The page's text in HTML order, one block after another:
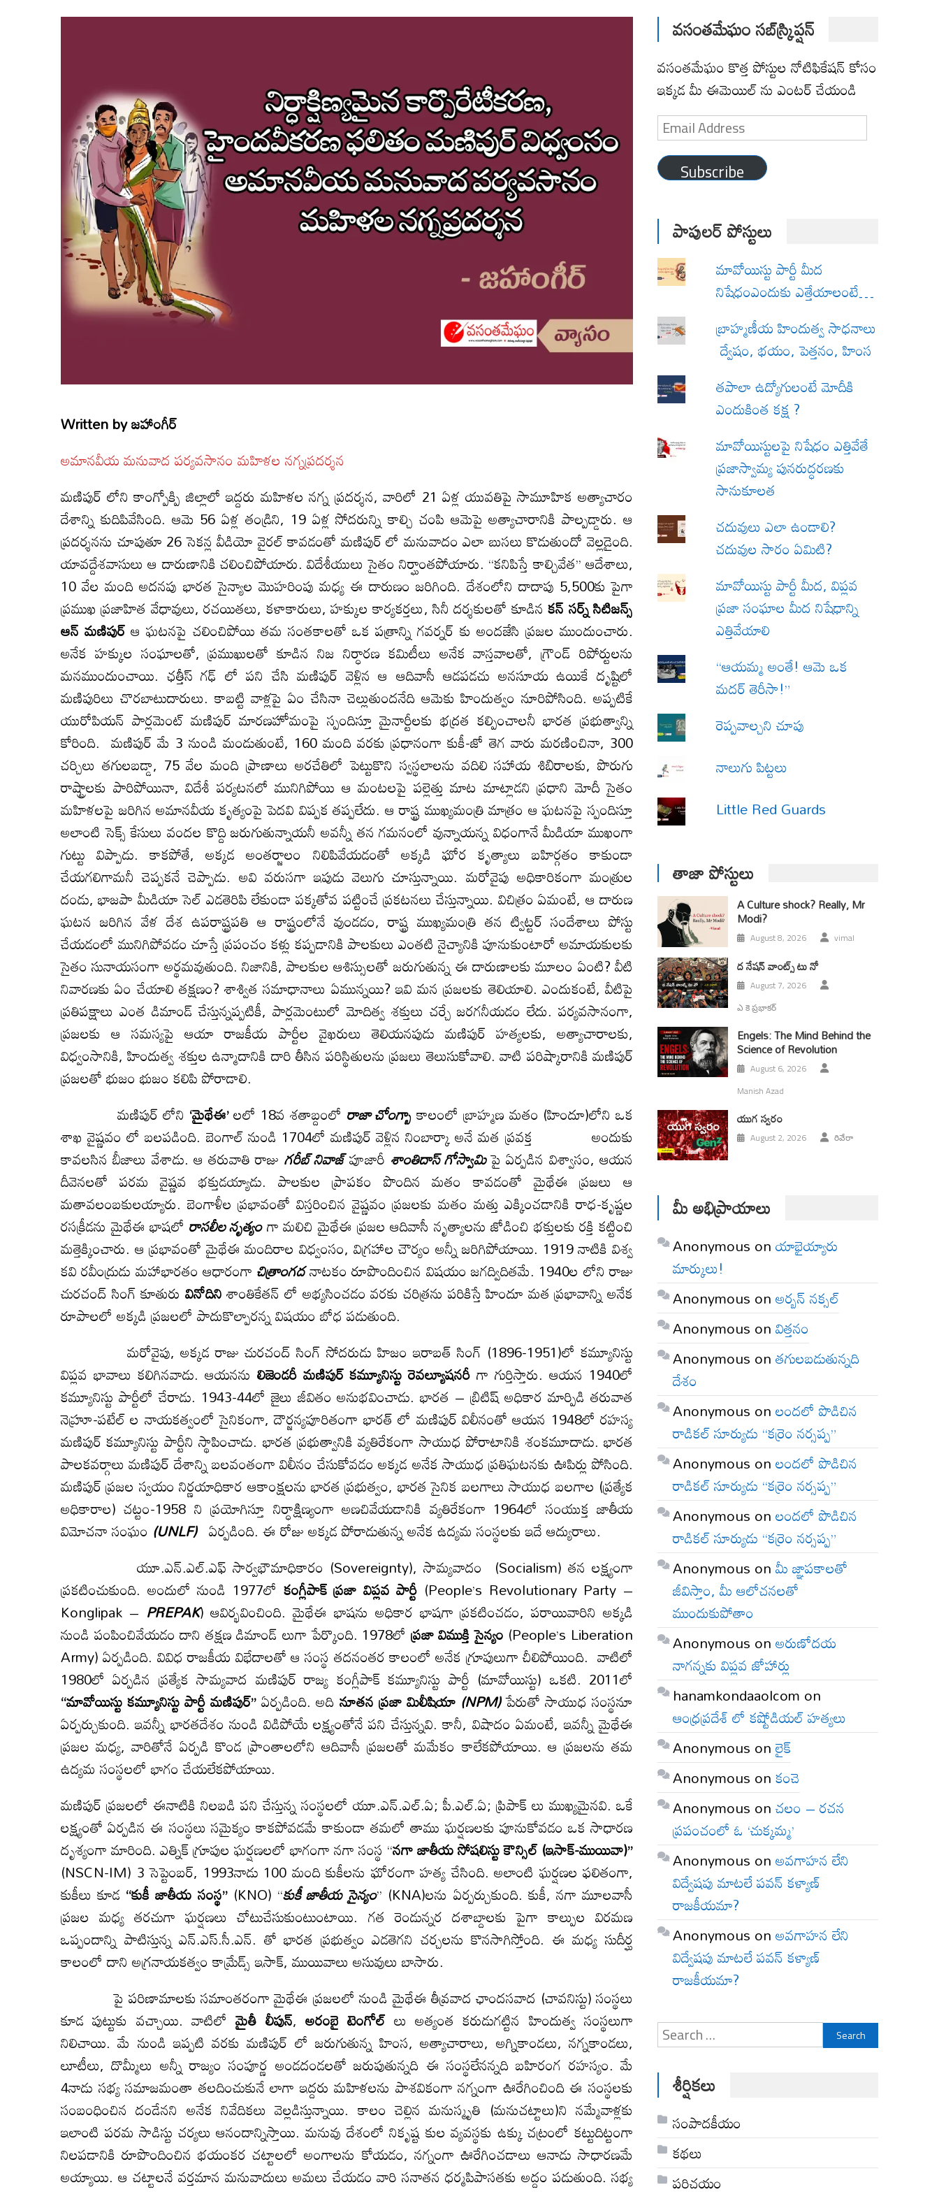
Written byజహాంగీర్
అమానవీయ మనువాద పర్యవసానం మహిళల నగ్నప్రదర్శన
మణిపుర్ లోని కాంగ్పోక్పి జిల్లాలో ఇద్దరు మహిళల నగ్న ప్రదర్శన, వారిలో 21 ఏళ్ల యువతిపై సామూహిక అత్యాచారం
దేశాన్ని కుదిపివేసింది. ఆమె 56 ఏళ్ల తండ్రిని, 19 ఏళ్ల సోదరున్ని కాల్చి చంపి ఆమెపై అత్యాచారానికి పాల్పడ్డారు. ఆ
ప్రదర్శనను చూపుతూ 26 సెకన్ల వీడియో వైరల్ కావడంతో మణిపుర్ లో మనువాదం ఎలా బుసలు కొడుతుందో వెల్లడైంది.
యావద్దేశవాసులు ఆ దారుణానికి చలించిపోయారు. విదేశీయులు సైతం నిర్ఘాంతపోయారు. ‘‘కనిపిస్తే కాల్చివేత’’ ఆదేశాలు,
10 వేల మంది అదనపు భారత సైన్యాల మొహరింపు మధ్య ఈ దారుణం జరిగింది. దేశంలోని దాదాపు 5,500కు పైగా
ప్రముఖ ప్రజాహిత వేధావులు, రచయితలు, కళాకారులు, హక్కుల కార్యకర్తలు, సినీ దర్శకులతో కూడినకన్ సర్న్ సిటిజన్స్
ఆన్ మణిపుర్ ఆ ఘటనపై చలించిపోయి తమ సంతకాలతో ఒక పత్రాన్ని గవర్నర్ కు అందజేసి ప్రజల ముందుంచారు.
అనేక హక్కుల సంఘాలతో, ప్రముఖులతో కూడిన నిజ నిర్ధారణ కమిటీలు అనేక వాస్తవాలతో, గ్రౌండ్ రిపోర్టులను
మనముందుంచాయి. ఛత్తీస్ గఢ్ లో పని చేసి మణిపుర్ వెళ్లిన ఆ ఆదివాసీ ఆడపడచు అనసూయ ఉయికే దృష్టిలో
మణిపురిలు చొరబాటుదారులు. కాబట్టి వాళ్లపై ఏం చేసినా చెల్లుతుందనేది ఆమెకు హిందుత్వం నూరిపోసింది. అప్పటికే
యురోపియన్ పార్లమెంట్ మణిపుర్ మారణహోమంపై స్పందిస్తూ మైనార్టీలకు భద్రత కల్పించాలనీ భారత ప్రభుత్వాన్ని
కోరింది. మణిపుర్ మే 3 నుండి మండుతుంటే, 160 మంది వరకు ప్రధానంగా కుకీ-జో తెగ వారు మరణించినా, 300
చర్చిలు తగులబడ్డా, 75 వేల మంది ప్రాణాలు అరచేతిలో పెట్టుకొని స్వస్థలాలను వదిలి సహాయ శిబిరాలకు, పొరుగు
రాష్ట్రాలకు పారిపోయినా, విదేశీ పర్యటనలో మునిగిపోయి ఆ మంటలపై పల్లెత్తు మాట మాట్లాడని ప్రధాని మోదీ సైతం
మహిళలపై జరిగిన అమానవీయ కృత్యంపై పెదవి విప్పక తప్పలేదు. ఆ రాష్ట్ర ముఖ్యమంత్రి మాత్రం ఆ ఘటనపై స్పందిస్తూ
అలాంటి సెక్స్ కేసులు వందల కొద్ది జరుగుతున్నాయనీ అవన్నీ తన గమనంలో వున్నాయన్న విధంగానే మీడియా ముఖంగా
గుట్టు విప్పాడు. కాకపోతే, అక్కడ అంతర్జాలం నిలిపివేయడంతో అక్కడి ఘోర కృత్యాలు బహిర్గతం కాకుండా
చేయగలిగామనీ చెప్పకనే చెప్పాడు. అవి వరుసగా ఇపుడు వెలుగు చూస్తున్నాయి. మరోవైపు అధికారికంగా మంత్రుల
దండు, భాజపా మీడియా సెల్ ఎడతెరిపి లేకుండా పక్కతోవ పట్టించే ప్రకటనలు చేస్తున్నాయి. విచిత్రం ఏమంటే, ఆ దారుణ
ఘటన జరిగిన వేళ దేశ ఉపరాష్ట్రపతి ఆ రాష్ట్రంలోనే వుండడం, రాష్ట్ర ముఖ్యమంత్రి తన ట్విట్టర్ సందేశాలు పోస్టు
చేయడంలో మునిగిపోవడం చూస్తే ప్రపంచం కళ్లు కప్పడానికి పాలకులు ఎంతటి నైచ్యానికి పూనుకుంటారో అమాయకులకు
సైతం సునాయసంగా అర్థమవుతుంది. నిజానికి, పాలకుల ఆశిస్సులతో జరుగుతున్న ఈ దారుణాలకు మూలం ఏంటి? వీటి
నివారణకు ఏం చేయాలి తక్షణం? శాశ్విత సమాధానాలు ఏమున్నయి? ఇవి మన ప్రజలకు తెలియాలి. ఎందుకంటే, వీటిపై
ప్రతిపక్షాలు ఎంత డిమాండ్ చేస్తున్నప్పటికీ, పార్లమెంటులో మోదిత్వ శక్తులు చర్చే జరగనీయడం లేదు. పర్యవసానంగా,
ప్రజలకు ఆ సమస్యపై ఆయా రాజకీయ పార్టీల వైఖరులు తెలియనపుడు మణిపుర్ హత్యలకు, అత్యాచారాలకు,
విధ్వంసానికి, హిందుత్వ శక్తుల ఉన్మాదానికి దారి తీసిన పరిస్థితులను ప్రజలు తెలుసుకోవాలి. వాటి పరిష్కారానికి మణిపుర్
ప్రజలతో భుజం భుజం కలిపి పోరాడాలి.
మణిపుర్ లోని ‘మైథేఈ’లలో 18వ శతాబ్దంలో రాజా చోంగ్బా కాలంలో బ్రాహ్మణ మతం (హిందూ)లోని ఒక
శాఖ వైష్ణవం లో బలపడింది. బెంగాల్ నుండి 1704లో మణిపుర్ వెళ్లిన నింబార్కా అనే మత ప్రవక్త అందుకు
కావలసిన బీజాలు వేశాడు. ఆ తరువాతి రాజు గరీబ్ నివాజ్పూజారీ శాంతిదాస్ గోస్వామిపై ఏర్పడిన విశ్వాసం, ఆయన
దీవెనలతో పరమ వైష్ణవ భక్తుడయ్యాడు. పాలకుల ప్రాపకం పొందిన మతం కావడంతో మైథేఈ ప్రజలు ఆ
మతావలంబకులయ్యారు. బెంగాళీల ప్రభావంతో విస్తరించిన వైష్ణవం ప్రజలకు మతం మత్తు ఎక్కించడానికి రాధ-కృష్ణల
రసక్రీడను మైథేఈ భాషలో రాసలీల నృత్యంగా మలిచి మైథేఈ ప్రజల ఆదివాసీ నృత్యాలను జోడించి భక్తులకు రక్తి కట్టించి
మత్తెక్కించారు. ఆ ప్రభావంతో మైథేఈ మందిరాల విధ్వంసం, విగ్రహాల చౌర్యం అన్నీ జరిగిపోయాయి. 1919 నాటికి విశ్వ
కవి రవీంద్రుడు మహాభారతం ఆధారంగా చిత్రాంగదనాటకం రూపొందించిన విషయం జగద్విదితమే. 1940ల లోని రాజు
చురచంద్ సింగ్ కూతురు వినోదినిశాంతికేతన్ లో అభ్యసించడం వరకు చరిత్రను పరికిస్తే హిందూ మత ప్రభావాన్ని అనేక
రూపాలలో అక్కడి ప్రజలలో పాదుకొల్పారన్న విషయం బోధ పడుతుంది.
మరోవైపు, అక్కడ రాజు చురచంద్ సింగ్ సోదరుడు హిజం ఇరాబత్ సింగ్ (1896-1951)లో కమ్యూనిస్టు
విప్లవ భావాలు కలిగినవాడు. ఆయనను లిజెండరీ మణిపుర్ కమ్యూనిస్టు రెవల్యూషనరీ గా గుర్తిస్తారు. ఆయన 1940లో
కమ్యూనిస్టు పార్టీలో చేరాడు. 1943-44లో జైలు జీవితం అనుభవించాడు. భారత – బ్రిటిష్ అధికార మార్పిడి తరువాత
నెహ్రూ-పటేల్ ల నాయకత్వంలో సైనికంగా, దౌర్జన్యపూరితంగా భారత్ లో మణిపుర్ విలీనంతో ఆయన 1948లో రహస్య
మణిపుర్ కమ్యూనిస్టు పార్టీని స్థాపించాడు. భారత ప్రభుత్వానికి వ్యతిరేకంగా సాయుధ పోరాటానికి శంకమూదాడు. భారత
పాలకవర్గాలు మణిపుర్ దేశాన్ని బలవంతంగా విలీనం చేసుకోవడం అక్కడ అనేక సాయుధ ప్రతిఘటనకు ఊపిర్లు పోసింది.
మణిపుర్ ప్రజల స్వయం నిర్ణయాధికార ఆకాంక్షలను భారత ప్రభుత్వం, భారత సైనిక బలగాలు సాయుధ బలగాల (ప్రత్యేక
అధికారాల) చట్టం-1958 ని ప్రయోగిస్తూ నిర్ధాక్షిణ్యంగా అణచివేయడానికి వ్యతిరేకంగా 1964లో సంయుక్త జాతీయ
విమోచనా సంఘం (UNLF) ఏర్పడింది. ఈ రోజు అక్కడ పోరాడుతున్న అనేక ఉద్యమ సంస్థలకు ఇదే ఆద్యురాలు.
యూ.ఎన్.ఎల్.ఎఫ్ సార్వభౌమాధికారం (Sovereignty), సామ్యవాదం (Socialism) తన లక్ష్యంగా
ప్రకటించుకుంది. అందులో నుండి 1977లో కంగ్లీపాక్ ప్రజా విప్లవ పార్టీ (People’s Revolutionary Party –
Konglipak – PREPAK) ఆవిర్భవించింది. మైథేఈ భాషను అధికార భాషగా ప్రకటించడం, పరాయివారిని అక్కడి
నుండి పంపించివేయడం దాని తక్షణ డిమాండ్ లుగా పేర్కొంది. 1978లో ప్రజా విముక్తి సైన్యం (People’s Liberation
Army) ఏర్పడింది. వివిధ రాజకీయ విభేదాలతో ఆ సంస్థ తదనంతర కాలంలో అనేక గ్రూపులుగా చీలిపోయింది. వాటిలో
1980లో ఏర్పడిన ప్రత్యేక సామ్యవాద మణిపుర్ రాజ్య కంగ్లీపాక్ కమ్యూనిస్టు పార్టీ (మావోయిస్టు) ఒకటి. 2011లో
‘‘మావోయిస్టు కమ్యూనిస్టు పార్టీ మణిపుర్’’ఏర్పడింది. అది నూతన ప్రజా మిలీషియా (NPM)పేరుతో సాయుధ సంస్థనూ
ఏర్పర్చుకుంది. ఇవన్నీ భారతదేశం నుండి విడిపోయే లక్ష్యంతోనే పని చేస్తున్నవి. కానీ, విషాదం ఏమంటే, ఇవన్నీ మైథేఈ
ప్రజల మధ్య, వారితోనే ఏర్పడి కొండ ప్రాంతాలలోని ఆదివాసీ ప్రజలతో మమేకం కాలేకపోయాయి. ఆ ప్రజలను తమ
ఉద్యమ సంస్థలలో భాగం చేయలేకపోయాయి.
మణిపుర్ ప్రజలలో ఈనాటికి నిలబడి పని చేస్తున్న సంస్థలలో యూ.ఎన్.ఎల్.ఏ; పీ.ఎల్.ఏ; ప్రిపాక్ లు ముఖ్యమైనవి. ఒకే
లక్ష్యంతో ఏర్పడిన ఈ సంస్థలు సమైక్యం కాకపోవడమే కాకుండా తమలో తాము ఘర్షణలకు పూనుకోవడం ఒక సాధారణ
దృశ్యంగా మారింది. ఎత్నిక్ గ్రూపుల ఘర్షణలలో భాగంగా నగా సంస్థ ‘‘నగా జాతీయ సోషలిస్టు కౌన్సిల్ (ఇసాక్-ముయివా)’’
(NSCN-IM) 3 సెప్టెంబర్, 1993నాడు 100 మంది కుకీలను ఘోరంగా హత్య చేసింది. అలాంటి ఘర్షణల ఫలితంగా,
కుకీలు కూడ ‘‘కుకీ జాతీయ సంస్థ’’(KNO) ‘‘కుకీ జాతీయ సైన్యం’’ (KNA)లను ఏర్పర్చుకుంది. కుకీ, నగా మూలవాసీ
ప్రజల మధ్య తరచుగా ఘర్షణలు చోటుచేసుకుంటుంటాయి. గత రెండున్నర దశాబ్దాలకు పైగా కాల్పుల విరమణ
ఒప్పందాన్ని పాటిస్తున్న ఎన్.ఎస్.సీ.ఎన్. తో భారత ప్రభుత్వం ఎడతెగని చర్చలను కొనసాగిస్తోంది. ఈ మధ్య సుదీర్ఘ
కాలంలో దాని అగ్రనాయకత్వం కామ్రేడ్స్ ఇసాక్, ముయివాలు అసువులు బాసారు.
పై పరిణామాలకు సమాంతరంగా మైథేఈ ప్రజలలో నుండి మైథేఈ తీవ్రవాద ఛాందసవాద (చావనిస్టు) సంస్థలు
కూడ పుట్టుకు వచ్చాయి. వాటిలోమైతీ లీపున్,అరంబై టెంగోల్ లు అత్యంత కరుడుగట్టిన హిందుత్వ సంస్థలుగా
నిలిచాయి. మే నుండి ఇప్పటి వరకు మణిపుర్ లో జరుగుతున్న హింస, అత్యాచారాలు, అగ్నికాండలు, నగ్నకాండలు,
లూటీలు, దొమ్మీలు అన్నీ రాజ్యం సంపూర్ణ అండదండలతో జరుపుతున్నది ఈ సంస్థలేనన్నది బహిరంగ రహస్యం. మే
4నాడు సభ్య సమాజమంతా తలదించుకునే లాగా ఇద్దరు మహిళలను పాశవికంగా నగ్నంగా ఊరేగించింది ఈ సంస్థలకు
సంబంధించిన దండేనని అనేక నివేదికలు వెల్లడిస్తున్నాయి. కాలం చెల్లిన మనుస్మృతి (మనుచట్టాలు)ని నమ్మేవాళ్లకు
ఇలాంటి పరమ సాడిస్టు చర్యలు ఆనందాన్నిస్తాయి. మనువు దేశంలో నికృష్ట కుల వ్యవస్థకు ఉక్కు చట్రంలో కట్టుదిట్టంగా
నిలపడానికి రూపొందించిన భయంకర చట్టాలలో అంగాలను కోయడం, నగ్నంగా ఊరేగించడాలు ఆనాడు సాధారణమే
అయ్యాయి. ఆ చట్టాలనే వర్తమాన మనువాదులు అమలు చేయడం వారి సనాతన ధర్మపిపాసతకు అద్దం పడుతుంది. సభ్య
వసంతమేఘం సబ్‌స్క్రిప్షన్
వసంతమేఘం కొత్త పోస్టుల నోటిఫికేషన్ కోసం
ఇక్కడ మీ ఈమెయిల్ ను ఎంటర్ చేయండి
Email
Address
Subscribe
పాపులర్ పోస్టులు
మావోయిస్టు పార్టీ మీద
నిషేధంఎందుకు ఎత్తేయాలంటే…
బ్రాహ్మణీయ హిందుత్వ సాధనాలు
ద్వేషం, భయం, పెత్తనం, హింస
త‌పాలా ఉద్యోగులంటే మోదీకి
ఎందుకింత కక్ష ?
మావోయిస్టులపై నిషేధం ఎత్తివేతే
ప్రజాస్వామ్య పునరుద్ధరణకు
సానుకూలత
చదువులు ఎలా ఉండాలి?
చదువుల సారం ఏమిటి?
మావోయిస్టు పార్టీ మీద, విప్లవ
ప్రజా సంఘాల మీద నిషేధాన్ని
ఎత్తివేయాలి
“ఆయమ్మ అంతే! ఆమె ఒక
మదర్ తెరీసా!”
రెప్పవాల్చని చూపు
నాలుగు పిట్టలు
Little Red Guards
తాజా పోస్టులు
A Culture shock? Really, Mr
Modi?
August 8, 2026 vimal
ద నేషన్ వాంట్స్ టు నో
August 7, 2026
ఎ కె ప్రభాకర్
Engels: The Mind Behind the
Science of Revolution
August 6, 2026
Manish Azad
యుగ స్వ‌రం
August 2, 2026 రివేరా
మీ అభిప్రాయాలు
Anonymous onయాభైయ్యారు
మార్కులు!
Anonymous onఅర్బన్ నక్సల్
Anonymous onవిత్తనం
Anonymous onతగులబడుతున్నది
దేశం
Anonymous onలందలో పొడిచిన
రాడికల్ సూర్యుడు “కర్రెం నర్సప్ప”
Anonymous onలందలో పొడిచిన
రాడికల్ సూర్యుడు “కర్రెం నర్సప్ప”
Anonymous onలందలో పొడిచిన
రాడికల్ సూర్యుడు “కర్రెం నర్సప్ప”
Anonymous onమీ జ్ఞాపకాలతో
జీవిస్తాం, మీ ఆలోచనలతో
ముందుకుపోతాం
Anonymous onఅరుణోదయ
నాగన్నకు విప్లవ జోహార్లు
hanamkondaaolcom on
ఆంధ్రప్రదేశ్ లో కష్టోడియల్ హత్యలు
Anonymous onలైక్
Anonymous onకంచె
Anonymous onచలం – రచన
ప్రపంచంలో ఓ ‘చుక్కమ్మ’
Anonymous onఅవగాహన లేని
విద్వేషపు మాటలే పవన్ కళ్యాణ్
రాజకీయమా?
Anonymous onఅవగాహన లేని
విద్వేషపు మాటలే పవన్ కళ్యాణ్
రాజకీయమా?
Search
for:
శీర్షికలు
సంపాదకీయం
కథలు
పరిచయం